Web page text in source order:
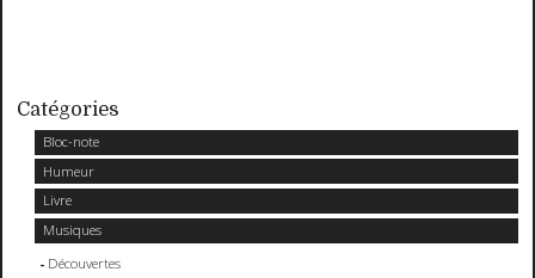
Catégories
Bloc-note
Humeur
Livre
Musiques
Découvertes